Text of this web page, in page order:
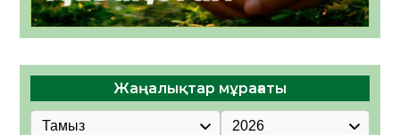
Жаңалықтар мұрағаты